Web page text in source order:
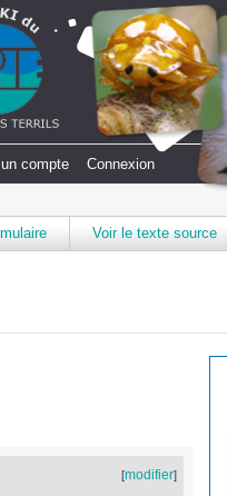
compte Connexion
Voir le texte source
[modifier]